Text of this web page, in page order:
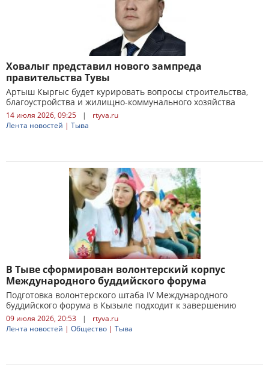
Ховалыг представил нового зампреда
правительства Тувы
Артыш Кыргыс будет курировать вопросы строительства,
благоустройства и жилищно-коммунального хозяйства
14 июля 2026, 09:25 |
rtyva.ru
Лента новостей | Тыва
В Тыве сформирован волонтерский корпус
Международного буддийского форума
Подготовка волонтерского штаба IV Международного
буддийского форума в Кызыле подходит к завершению
09 июля 2026, 20:53 |
rtyva.ru
Лента новостей | Общество | Тыва